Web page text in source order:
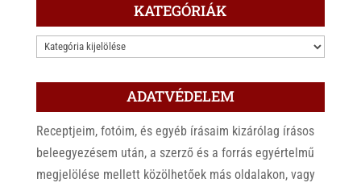
KATEGÓRIÁK
KATEGÓRIÁK
ADATVÉDELEM
Receptjeim, fotóim, és egyéb írásaim kizárólag írásos
beleegyezésem után, a szerző és a forrás egyértelmű
megjelölése mellett közölhetőek más oldalakon, vagy